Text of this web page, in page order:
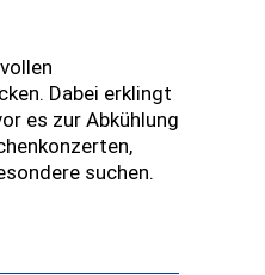
Dabei erklingt
es zur Abkühlung
suchen.